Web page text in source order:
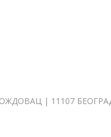
| 11107 БЕОГРАД